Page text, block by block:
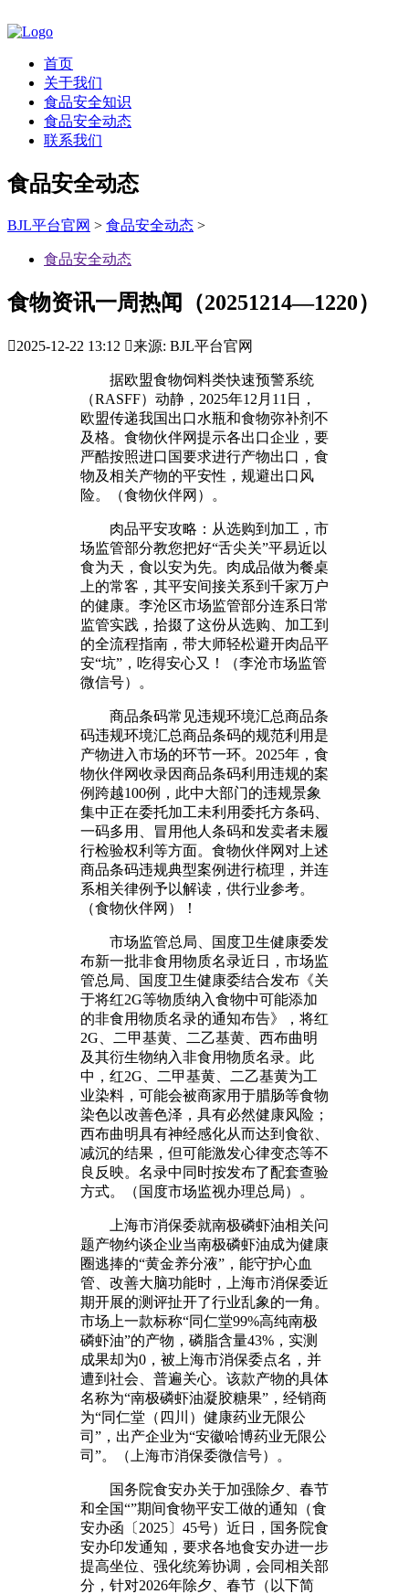
首页
关于我们
食品安全知识
食品安全动态
联系我们
食品安全动态
BJL平台官网 > 食品安全动态 >
食品安全动态
食物资讯一周热闻（20251214—1220）
2025-12-22 13:12 来源: BJL平台官网
据欧盟食物饲料类快速预警系统
（RASFF）动静，2025年12月11日，
欧盟传递我国出口水瓶和食物弥补剂不
及格。食物伙伴网提示各出口企业，要
严酷按照进口国要求进行产物出口，食
物及相关产物的平安性，规避出口风
险。（食物伙伴网）。
肉品平安攻略：从选购到加工，市
场监管部分教您把好“舌尖关”平易近以
食为天，食以安为先。肉成品做为餐桌
上的常客，其平安间接关系到千家万户
的健康。李沧区市场监管部分连系日常
监管实践，拾掇了这份从选购、加工到
的全流程指南，带大师轻松避开肉品平
安“坑”，吃得安心又！（李沧市场监管
微信号）。
商品条码常见违规环境汇总商品条
码违规环境汇总商品条码的规范利用是
产物进入市场的环节一环。2025年，食
物伙伴网收录因商品条码利用违规的案
例跨越100例，此中大部门的违规景象
集中正在委托加工未利用委托方条码、
一码多用、冒用他人条码和发卖者未履
行检验权利等方面。食物伙伴网对上述
商品条码违规典型案例进行梳理，并连
系相关律例予以解读，供行业参考。
（食物伙伴网）！
市场监管总局、国度卫生健康委发
布新一批非食用物质名录近日，市场监
管总局、国度卫生健康委结合发布《关
于将红2G等物质纳入食物中可能添加
的非食用物质名录的通知布告》，将红
2G、二甲基黄、二乙基黄、西布曲明
及其衍生物纳入非食用物质名录。此
中，红2G、二甲基黄、二乙基黄为工
业染料，可能会被商家用于腊肠等食物
染色以改善色泽，具有必然健康风险；
西布曲明具有神经感化从而达到食欲、
减沉的结果，但可能激发心律变态等不
良反映。名录中同时按发布了配套查验
方式。（国度市场监视办理总局）。
上海市消保委就南极磷虾油相关问
题产物约谈企业当南极磷虾油成为健康
圈逃捧的“黄金养分液”，能守护心血
管、改善大脑功能时，上海市消保委近
期开展的测评扯开了行业乱象的一角。
市场上一款标称“同仁堂99%高纯南极
磷虾油”的产物，磷脂含量43%，实测
成果却为0，被上海市消保委点名，并
遭到社会、普遍关心。该款产物的具体
名称为“南极磷虾油凝胶糖果”，经销商
为“同仁堂（四川）健康药业无限公
司”，出产企业为“安徽哈博药业无限公
司”。（上海市消保委微信号）。
国务院食安办关于加强除夕、春节
和全国“”期间食物平安工做的通知（食
安办函〔2025〕45号）近日，国务院食
安办印发通知，要求各地食安办进一步
提高坐位、强化统筹协调，会同相关部
分，针对2026年除夕、春节（以下简